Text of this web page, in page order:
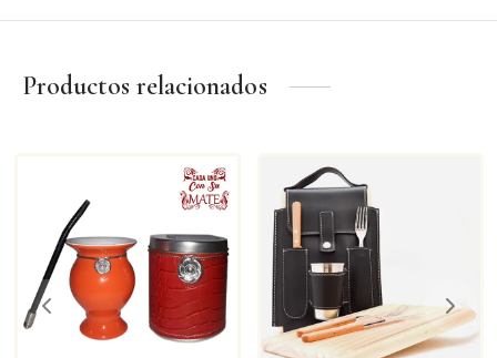
la tradición
Productos relacionados